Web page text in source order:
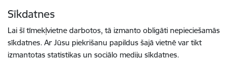
Sīkdatnes
Lai šī tīmekļvietne darbotos, tā izmanto obligāti nepieciešamās
sīkdatnes. Ar Jūsu piekrišanu papildus šajā vietnē var tikt
izmantotas statistikas un sociālo mediju sīkdatnes.